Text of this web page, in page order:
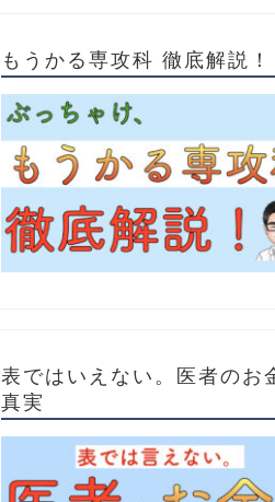
もうかる専攻科 徹底解説！
表ではいえない。医者のお
真実